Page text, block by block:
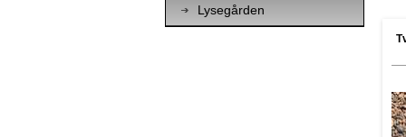
Lysegården